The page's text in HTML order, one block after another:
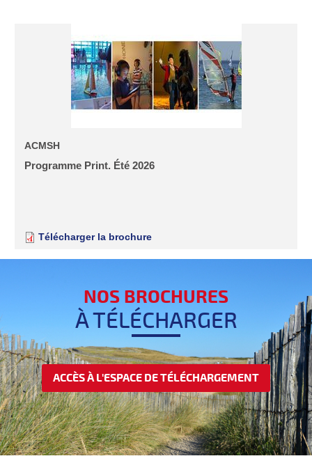
ACMSH
Programme Print. Été 2026
Télécharger la brochure
NOS BROCHURES
À TÉLÉCHARGER
ACCÈS À L'ESPACE DE TÉLÉCHARGEMENT